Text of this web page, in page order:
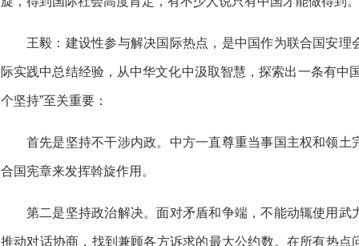
王毅：建设性参与解决国际热点，是中国作为联合国安
际实践中总结经验，从中华文化中汲取智慧，探索出一条有中
个坚持”至关重要：
首先是坚持不干涉内政。中方一直尊重当事国主权和领
合国宪章来发挥斡旋作用。
第二是坚持政治解决。面对矛盾和争端，不能动辄使用
推动对话协商，找到兼顾各方诉求的最大公约数。在所有热